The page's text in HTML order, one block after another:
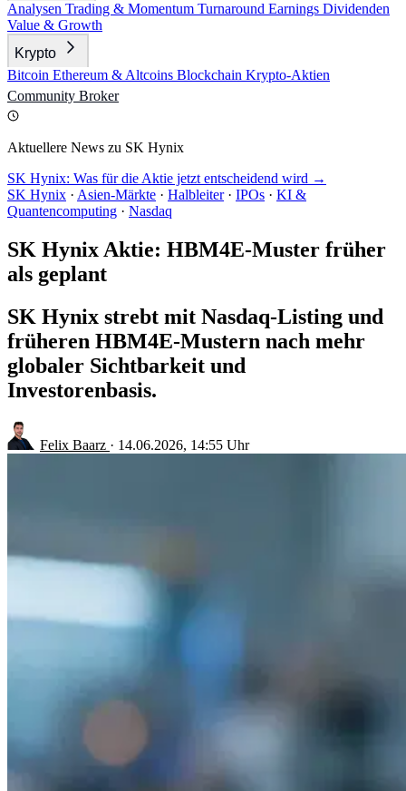
Analysen Trading & Momentum Turnaround Earnings Dividenden
Value & Growth
Krypto
Bitcoin Ethereum & Altcoins Blockchain Krypto-Aktien
Community Broker
Aktuellere News zu SK Hynix
SK Hynix: Was für die Aktie jetzt entscheidend wird →
SK Hynix · Asien-Märkte · Halbleiter · IPOs · KI &
Quantencomputing · Nasdaq
SK Hynix Aktie: HBM4E-Muster früher
als geplant
SK Hynix strebt mit Nasdaq-Listing und
früheren HBM4E-Mustern nach mehr
globaler Sichtbarkeit und
Investorenbasis.
Felix Baarz · 14.06.2026, 14:55 Uhr